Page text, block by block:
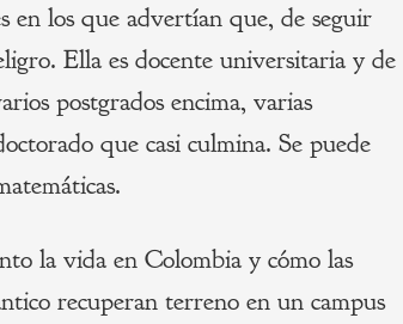
en los que advertían que, de seguir
Ella es docente universitaria y de
postgrados encima, varias
que casi culmina. Se puede
la vida en Colombia y cómo las
recuperan terreno en un campus